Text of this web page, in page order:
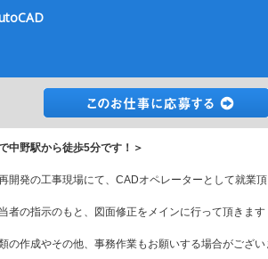
中野駅から徒歩5分です！＞
開発の工事現場にて、CADオペレーターとして就業
者の指示のもと、図面修正をメインに行って頂きます
の作成やその他、事務作業もお願いする場合がござい